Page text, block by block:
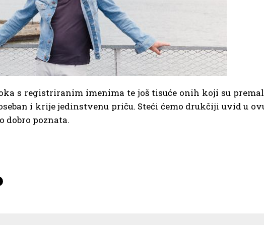
s registriranim imenima te još tisuće onih koji su
i krije jedinstvenu priču. Steći ćemo drukčiji uvid u
dobro poznata.